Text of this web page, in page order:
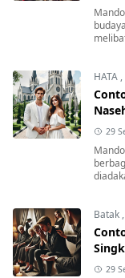
HATA ,
29
Batak ,
29